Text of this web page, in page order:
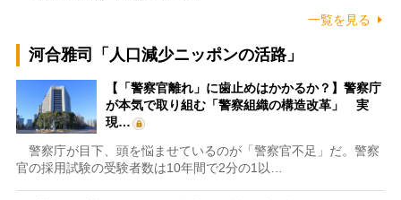
一覧を見る
河合雅司「人口減少ニッポンの活路」
【「警察官離れ」に歯止めはかかるか？】警察庁
が本気で取り組む「警察組織の構造改革」 実
現…
警察庁が目下、頭を悩ませているのが「警察官不足」だ。警察
官の採用試験の受験者数は10年間で2分の1以…